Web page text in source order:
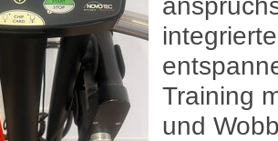
Training
und